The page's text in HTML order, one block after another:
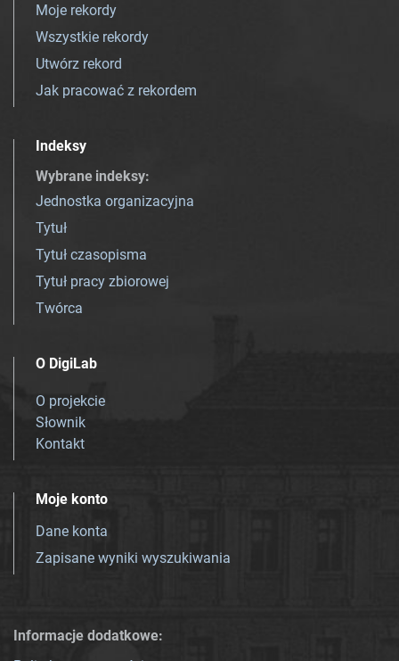
Moje rekordy
Wszystkie rekordy
Utwórz rekord
Jak pracować z rekordem
Indeksy
Wybrane indeksy:
Jednostka organizacyjna
Tytuł
Tytuł czasopisma
Tytuł pracy zbiorowej
Twórca
O DigiLab
O projekcie
Słownik
Kontakt
Moje konto
Dane konta
Zapisane wyniki wyszukiwania
Informacje dodatkowe: